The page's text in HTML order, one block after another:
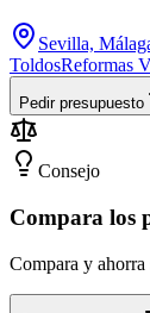
Sevilla,
ToldosReformas
Pedir presupuesto
Consejo
Compara los
Compara y ahorra